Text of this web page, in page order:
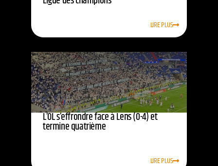
LIRE PLUS
L’OL s’effrondre face à Lens (0-4) et
termine quatrième
LIRE PLUS